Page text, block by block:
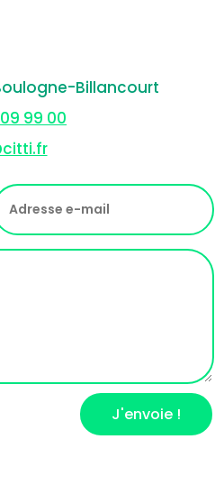
Billancourt
99 00
J'envoie !